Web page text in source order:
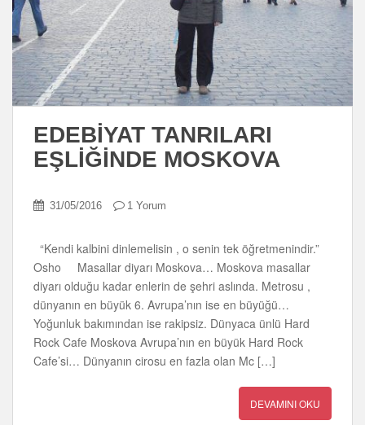
EDEBİYAT TANRILARI
EŞLİĞİNDE MOSKOVA
31/05/2016 1 Yorum
“Kendi kalbini dinlemelisin , o senin tek öğretmenindir.”
Osho Masallar diyarı Moskova… Moskova masallar
diyarı olduğu kadar enlerin de şehri aslında. Metrosu ,
dünyanın en büyük 6. Avrupa’nın ise en büyüğü…
Yoğunluk bakımından ise rakipsiz. Dünyaca ünlü Hard
Rock Cafe Moskova Avrupa’nın en büyük Hard Rock
Cafe’si… Dünyanın cirosu en fazla olan Mc […]
DEVAMINI OKU